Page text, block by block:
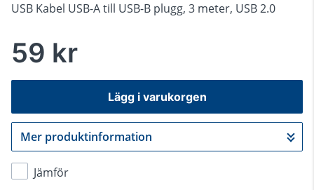
USB Kabel USB-A till USB-B plugg, 3 meter, USB 2.0
59 kr
Lägg i varukorgen
Gå till kassan
Mer produktinformation
Jämför